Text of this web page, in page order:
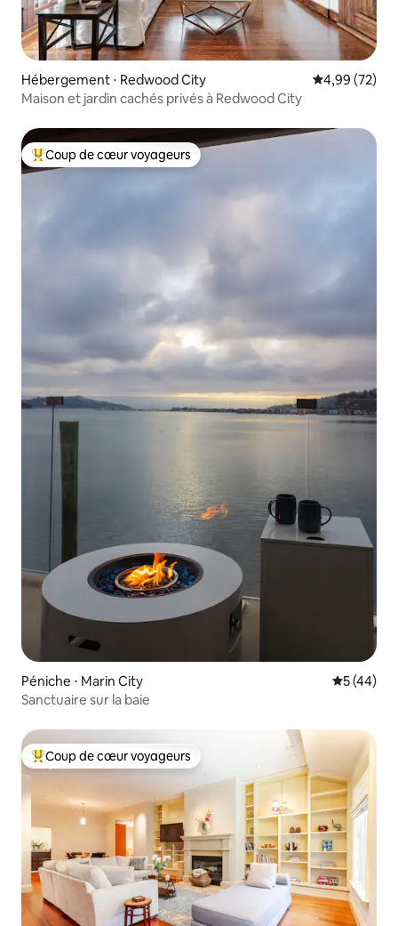
Hébergement ⋅ Redwood City Évaluation
4,99 (72)
Maison et jardin cachés privés à Redwood City
Coups de cœur voyageurs les plus appréciés
Coup de cœur voyageurs
Péniche ⋅ Marin City
5 (44)
Sanctuaire sur la baie
Coups de cœur voyageurs les plus appréciés
Coup de cœur voyageurs